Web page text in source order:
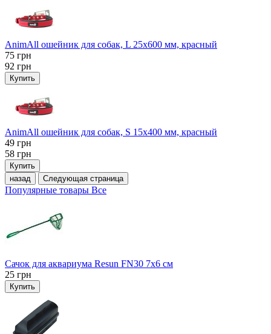
AnimAll ошейник для собак, L 25x600 мм, красный
75 грн
92 грн
Купить
AnimAll ошейник для собак, S 15х400 мм, красный
49 грн
58 грн
Купить
назад
Следующая страница
Популярные товары Все
Сачок для аквариума Resun FN30 7х6 см
25 грн
Купить